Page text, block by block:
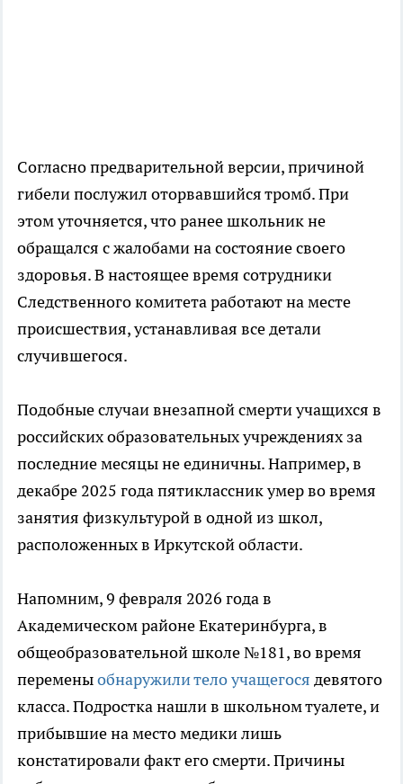
Согласно предварительной версии, причиной
гибели послужил оторвавшийся тромб. При
этом уточняется, что ранее школьник не
обращался с жалобами на состояние своего
здоровья. В настоящее время сотрудники
Следственного комитета работают на месте
происшествия, устанавливая все детали
случившегося.
Подобные случаи внезапной смерти учащихся в
российских образовательных учреждениях за
последние месяцы не единичны. Например, в
декабре 2025 года пятиклассник умер во время
занятия физкультурой в одной из школ,
расположенных в Иркутской области.
Напомним, 9 февраля 2026 года в
Академическом районе Екатеринбурга, в
общеобразовательной школе №181, во время
переменыобнаружили тело учащегося девятого
класса. Подростка нашли в школьном туалете, и
прибывшие на место медики лишь
констатировали факт его смерти. Причины